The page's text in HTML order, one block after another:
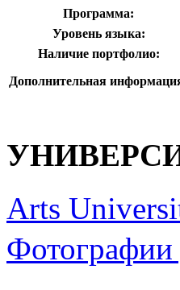
Программа:
Уровень языка:
Наличие портфолио:
Дополнительная
Arts
Фотографии